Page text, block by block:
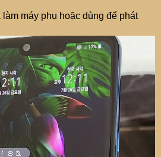
máy phụ hoặc dùng để phát